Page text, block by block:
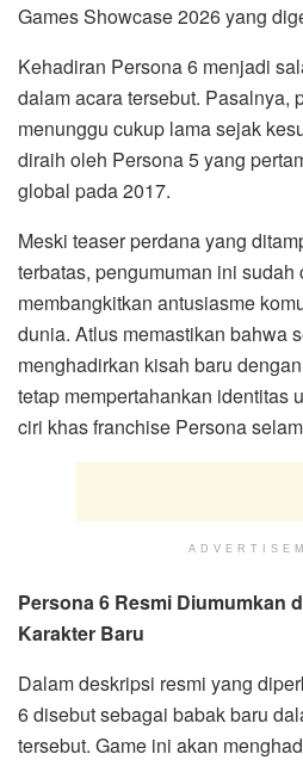
Games Showcase 2026 yang
Kehadiran Persona 6 menjadi
dalam acara tersebut. Pasalnya,
menunggu cukup lama sejak
diraih oleh Persona 5 yang
global pada 2017.
Meski teaser perdana yang
terbatas, pengumuman ini sudah
membangkitkan antusiasme
dunia. Atlus memastikan bahwa
menghadirkan kisah baru
tetap mempertahankan identitas
ciri khas franchise Persona
Persona 6 Resmi Diumumkan
Karakter Baru
Dalam deskripsi resmi yang
6 disebut sebagai babak baru
tersebut. Game ini akan